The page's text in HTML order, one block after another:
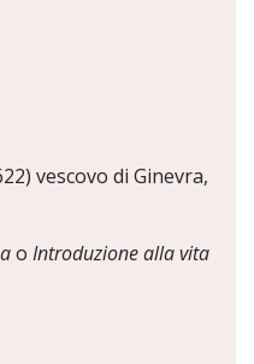
vescovo di Ginevra,
o Introduzione alla vita